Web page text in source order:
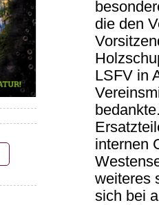
die den
LSFV in
internen
weiteres
sich bei